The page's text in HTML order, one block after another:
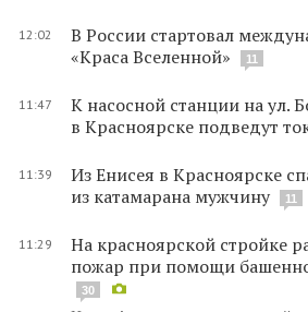
12:02
В России стартовал
«Краса Вселенной»
11
11:47
К насосной станции на ул.
в Красноярске подведут
11:39
Из Енисея в Красноярске
из катамарана мужчину
11
11:29
На красноярской стройке
пожар при помощи
30